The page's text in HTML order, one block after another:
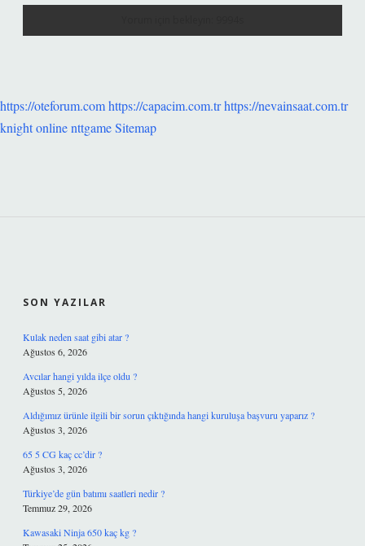
https://oteforum.comhttps://capacim.com.trhttps://nevainsaat.com.tr
knight onlinenttgameSitemap
SON YAZILAR
Kulak neden saat gibi atar ?
Ağustos 6, 2026
Avcılar hangi yılda ilçe oldu ?
Ağustos 5, 2026
Aldığımız ürünle ilgili bir sorun çıktığında hangi kuruluşa başvuru yaparız ?
Ağustos 3, 2026
65 5 CG kaç cc’dir ?
Ağustos 3, 2026
Türkiye’de gün batımı saatleri nedir ?
Temmuz 29, 2026
Kawasaki Ninja 650 kaç kg ?